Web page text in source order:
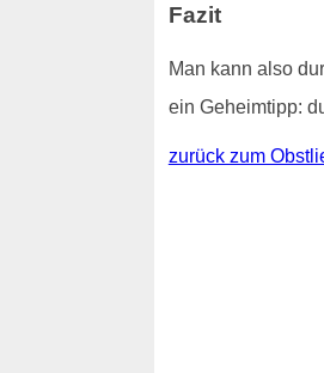
Fazit
Man kann also
ein Geheimtipp:
zurück zum